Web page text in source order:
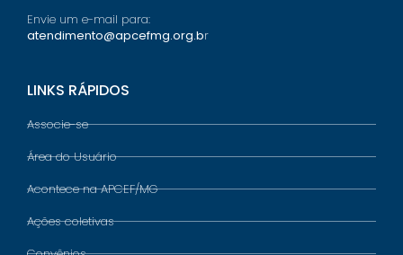
Envie um e-mail para:
atendimento@apcefmg.org.br
LINKS RÁPIDOS
Associe-se
Área do Usuário
Acontece na APCEF/MG
Ações coletivas